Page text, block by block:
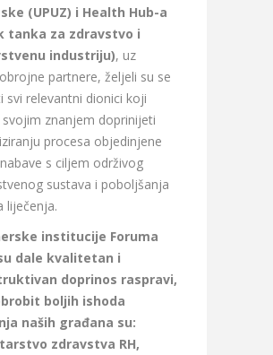
(UPUZ) i Health Hub-a
tanka za zdravstvo i
industriju), uz
partnere, željeli su se
svi relevantni dionici koji
znanjem doprinijeti
procesa objedinjene
s ciljem održivog
sustava i poboljšanja
liječenja.
institucije Foruma
dale kvalitetan i
doprinos raspravi,
boljih ishoda
naših građana su:
zdravstva RH,